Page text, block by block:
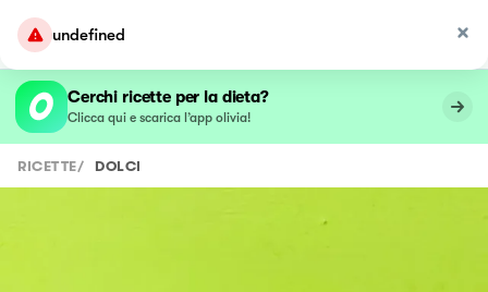
undefined
Cerchi ricette per la dieta?
Clicca qui e scarica l’app olivia!
RICETTE/ DOLCI